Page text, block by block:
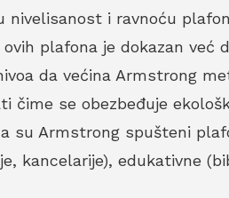
nivelisanost i ravnoću
plafona je dokazan već
da većina Armstrong
čime se obezbeđuje
su Armstrong spušteni
kancelarije), edukativne